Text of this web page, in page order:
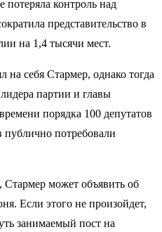
потеряла контроль над
представительство в
на 1,4 тысячи мест.
на себя Стармер, однако тогда
партии и главы
порядка 100 депутатов
потребовали
может объявить об
Если этого не произойдет,
занимаемый пост на